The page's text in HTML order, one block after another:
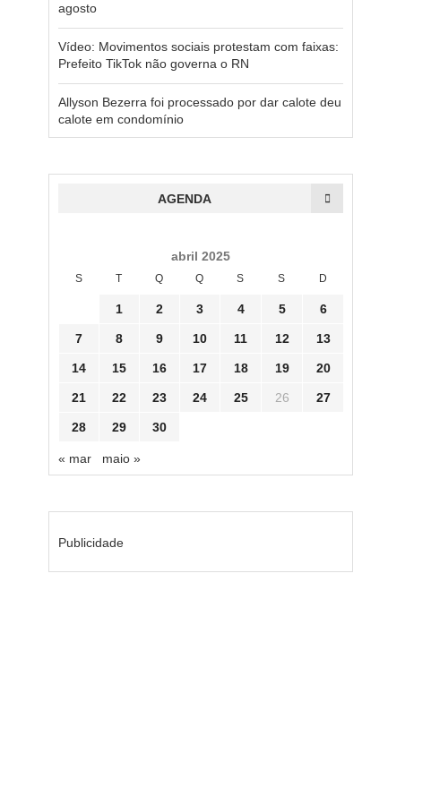
agosto
Vídeo: Movimentos sociais protestam com faixas:
Prefeito TikTok não governa o RN
Allyson Bezerra foi processado por dar calote deu
calote em condomínio
AGENDA
abril 2025
S T Q Q S S D
1 2 3 4 5 6
7 8 9 10 11 12 13
14 15 16 17 18 19 20
21 22 23 24 25 26 27
28 29 30
« mar maio »
Publicidade